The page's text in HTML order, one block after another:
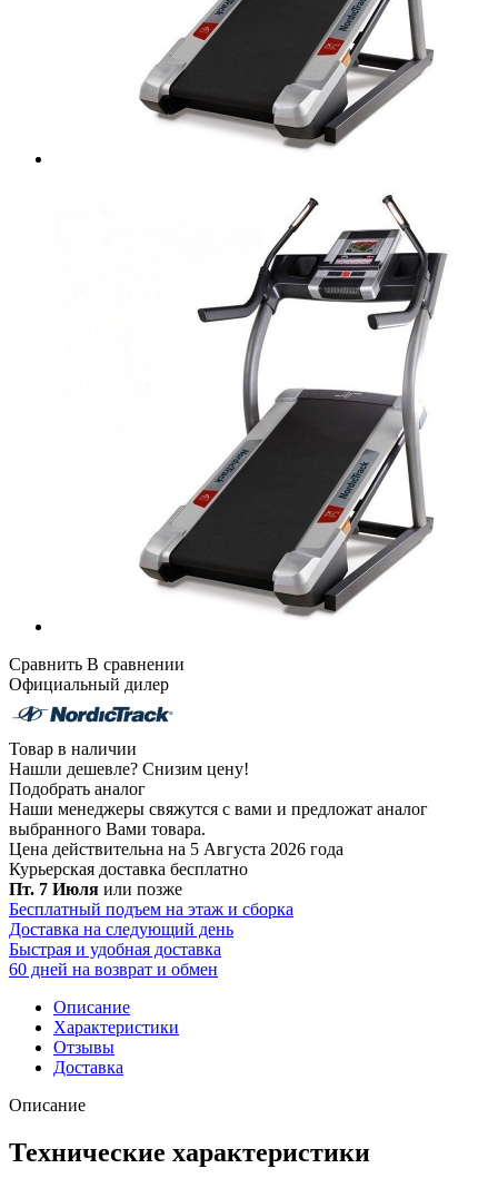
Сравнить В сравнении
Официальный дилер
Товар в наличии
Нашли дешевле? Снизим цену!
Подобрать аналог
Наши менеджеры свяжутся с вами и предложат аналог
выбранного Вами товара.
Цена действительна на 5 Августа 2026 года
Курьерская доставка бесплатно
Пт. 7 Июля или позже
Бесплатный подъем на этаж и сборка
Доставка на следующий день
Быстрая и удобная доставка
60 дней на возврат и обмен
Описание
Характеристики
Отзывы
Доставка
Описание
Технические характеристики